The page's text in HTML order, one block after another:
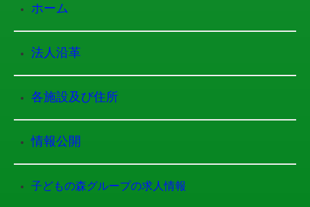
ホーム
法人沿革
各施設及び住所
情報公開
子どもの森グループの求人情報